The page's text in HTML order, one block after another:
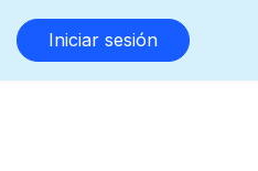
Iniciar sesión